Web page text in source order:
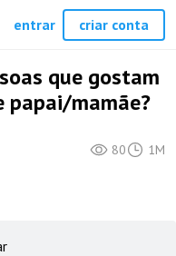
que gostam
papai/mamãe?
80 1M
entrar criar conta